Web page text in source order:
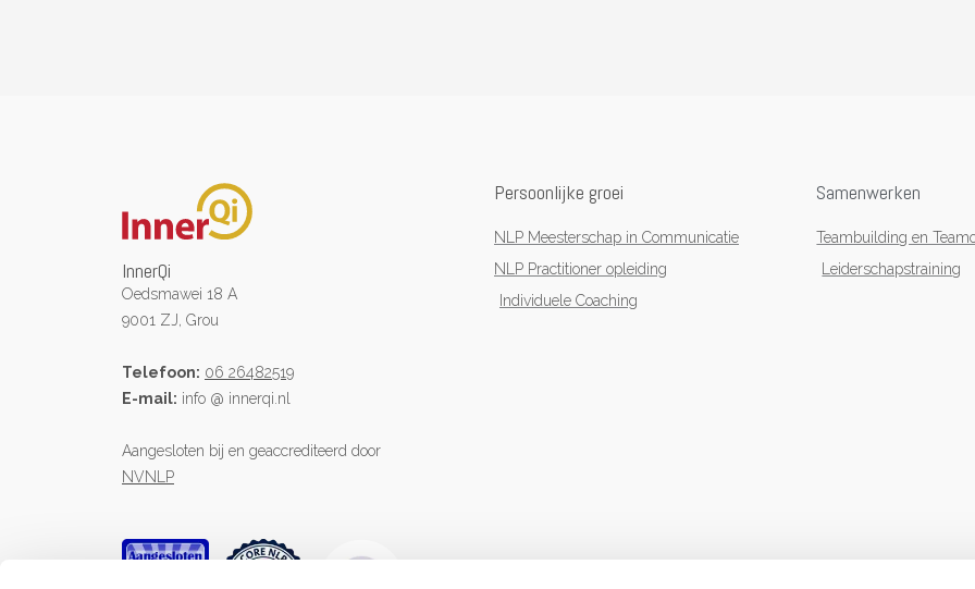
InnerQi
Oedsmawei 18 A
9001 ZJ, Grou
Telefoon: 06 26482519
E-mail: info @ innerqi.nl
Aangesloten bij en geaccrediteerd door
NVNLP
Persoonlijke groei
NLP Meesterschap in Communicatie
NLP Practitioner opleiding
Individuele Coaching
Samenwerken
Teambuilding en
Leiderschapstraining